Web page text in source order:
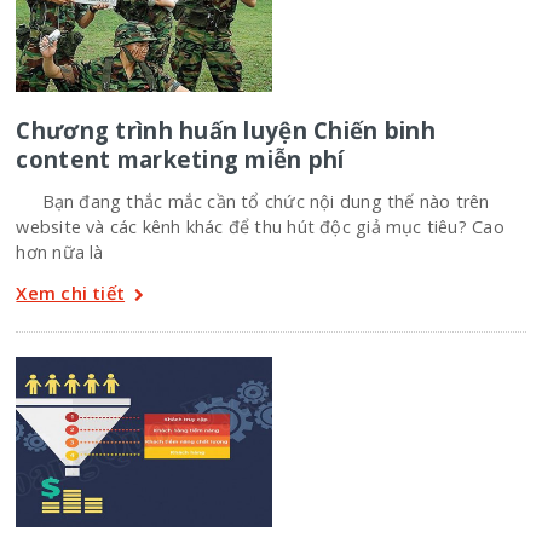
Chương trình huấn luyện Chiến binh
content marketing miễn phí
Bạn đang thắc mắc cần tổ chức nội dung thế nào trên
website và các kênh khác để thu hút độc giả mục tiêu? Cao
hơn nữa là
Xem chi tiết